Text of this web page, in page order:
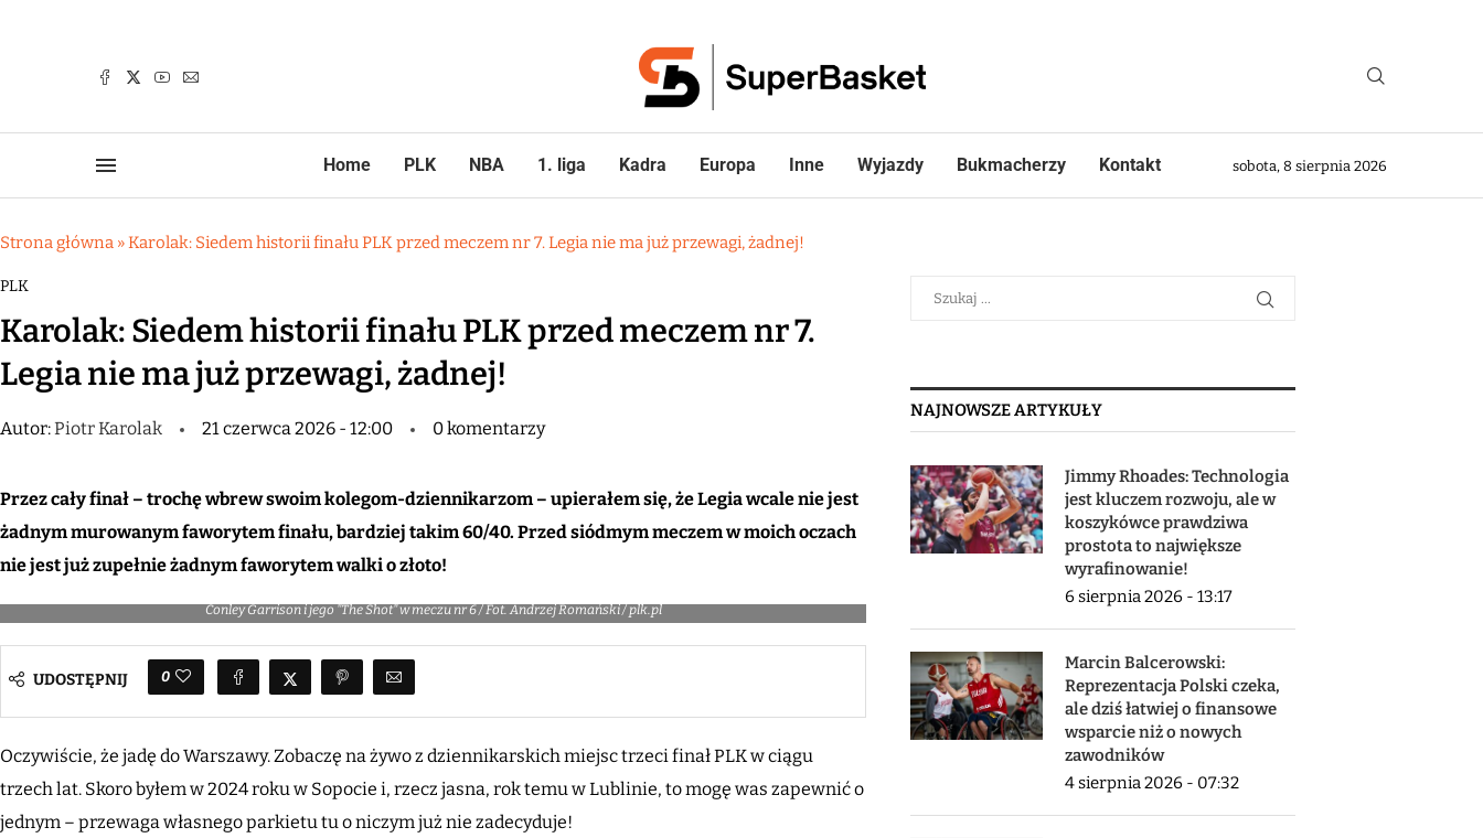
Home PLK NBA 1. liga Kadra Europa Inne Wyjazdy Bukmacherzy Kontakt sobota, 8 sierpnia 2026
Strona główna »Karolak: Siedem historii finału PLK przed meczem nr 7. Legia nie ma już przewagi, żadnej!
PLK
Karolak: Siedem historii finału PLK przed meczem nr 7.
Legia nie ma już przewagi, żadnej!
Autor:Piotr Karolak 21 czerwca 2026 - 12:00 0 komentarzy
Przez cały finał – trochę wbrew swoim kolegom-dziennikarzom – upierałem się, że Legia wcale nie jest
żadnym murowanym faworytem finału, bardziej takim 60/40. Przed siódmym meczem w moich oczach
nie jest już zupełnie żadnym faworytem walki o złoto!
Conley Garrison i jego "The Shot" w meczu nr 6 / Fot. Andrzej Romański / plk.pl
UDOSTĘPNIJ 0
Oczywiście, że jadę do Warszawy. Zobaczę na żywo z dziennikarskich miejsc trzeci finał PLK w ciągu
trzech lat. Skoro byłem w 2024 roku w Sopocie i, rzecz jasna, rok temu w Lublinie, to mogę was zapewnić o
jednym – przewaga własnego parkietu tu o niczym już nie zadecyduje!
NAJNOWSZE ARTYKUŁY
Jimmy Rhoades: Technologia
jest kluczem rozwoju, ale w
koszykówce prawdziwa
prostota to największe
wyrafinowanie!
6 sierpnia 2026 - 13:17
Marcin Balcerowski:
Reprezentacja Polski czeka,
ale dziś łatwiej o finansowe
wsparcie niż o nowych
zawodników
4 sierpnia 2026 - 07:32